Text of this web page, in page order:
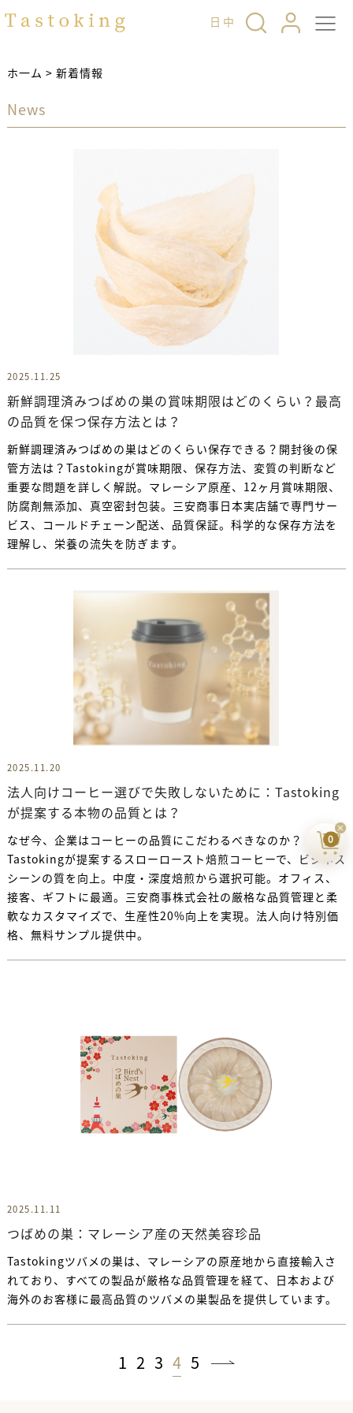
日 中
ホ一ム > 新着情報
News
2025.11.25
新鮮調理済みつばめの巣の賞味期限はどのくらい？最高
の品質を保つ保存方法とは？
新鮮調理済みつばめの巣はどのくらい保存できる？開封後の保
管方法は？Tastokingが賞味期限、保存方法、変質の判断など
重要な問題を詳しく解説。マレーシア原産、12ヶ月賞味期限、
防腐剤無添加、真空密封包装。三安商事日本実店舗で専門サー
ビス、コールドチェーン配送、品質保証。科学的な保存方法を
理解し、栄養の流失を防ぎます。
2025.11.20
法人向けコーヒー選びで失敗しないために：Tastoking
が提案する本物の品質とは？
なぜ今、企業はコーヒーの品質にこだわるべきなのか？
Tastokingが提案するスローロースト焙煎コーヒーで、ビジネス
シーンの質を向上。中度・深度焙煎から選択可能。オフィス、
接客、ギフトに最適。三安商事株式会社の厳格な品質管理と柔
軟なカスタマイズで、生産性20%向上を実現。法人向け特別価
格、無料サンプル提供中。
2025.11.11
つばめの巣：マレーシア産の天然美容珍品
Tastokingツバメの巣は、マレーシアの原産地から直接輸入さ
れており、すべての製品が厳格な品質管理を経て、日本および
海外のお客様に最高品質のツバメの巣製品を提供しています。
1 2 3 4 5
0